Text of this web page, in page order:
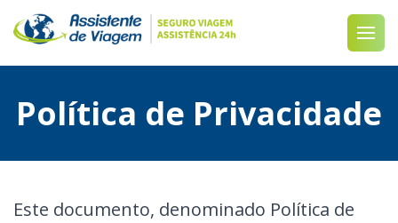
Política de Privacidade
Este documento, denominado Política de